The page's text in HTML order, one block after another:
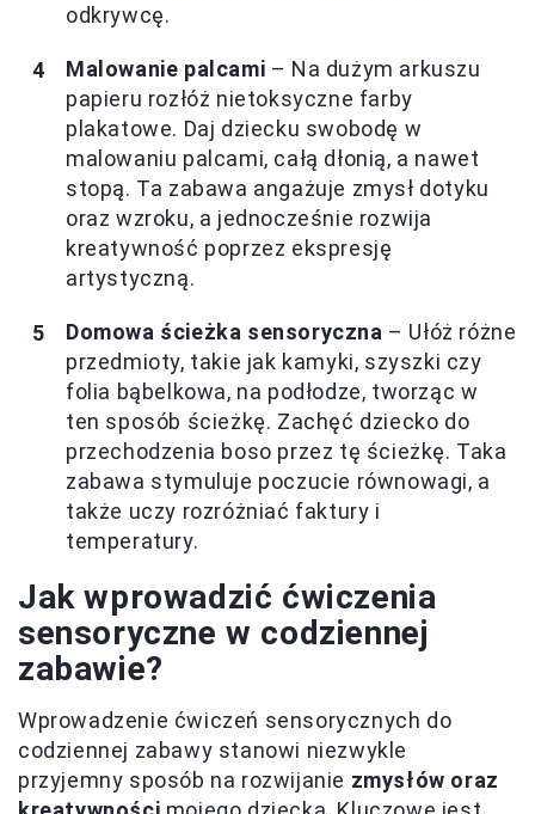
odkrywcę.
Malowanie palcami – Na dużym arkuszu
papieru rozłóż nietoksyczne farby
plakatowe. Daj dziecku swobodę w
malowaniu palcami, całą dłonią, a nawet
stopą. Ta zabawa angażuje zmysł dotyku
oraz wzroku, a jednocześnie rozwija
kreatywność poprzez ekspresję
artystyczną.
Domowa ścieżka sensoryczna – Ułóż różne
przedmioty, takie jak kamyki, szyszki czy
folia bąbelkowa, na podłodze, tworząc w
ten sposób ścieżkę. Zachęć dziecko do
przechodzenia boso przez tę ścieżkę. Taka
zabawa stymuluje poczucie równowagi, a
także uczy rozróżniać faktury i
temperatury.
Jak wprowadzić ćwiczenia
sensoryczne w codziennej
zabawie?
Wprowadzenie ćwiczeń sensorycznych do
codziennej zabawy stanowi niezwykle
przyjemny sposób na rozwijanie zmysłów oraz